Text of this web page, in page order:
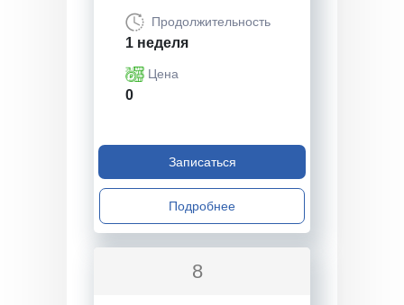
Продолжительность
1 неделя
Цена
0
Записаться
Подробнее
8